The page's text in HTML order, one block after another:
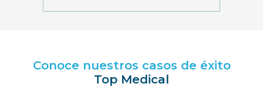
Conoce nuestros casos de éxito
Top Medical